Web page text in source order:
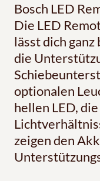
Bosch LED
Die LED
lässt dich
die
optionalen
hellen LED,
zeigen den